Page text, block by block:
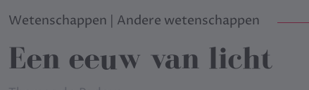
Wetenschappen | Andere wetenschappen
Een eeuw van licht